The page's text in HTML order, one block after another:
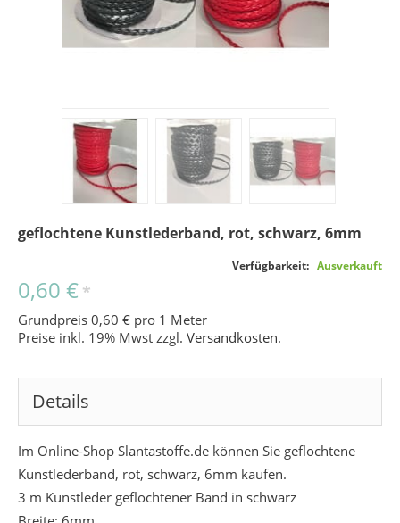
geflochtene Kunstlederband, rot, schwarz, 6mm
Verfügbarkeit: Ausverkauft
0,60 € *
Grundpreis 0,60 € pro 1 Meter
Preise inkl. 19% Mwst zzgl. Versandkosten.
Details
Im Online-Shop Slantastoffe.de können Sie geflochtene
Kunstlederband, rot, schwarz, 6mm kaufen.
3 m Kunstleder geflochtener Band in schwarz